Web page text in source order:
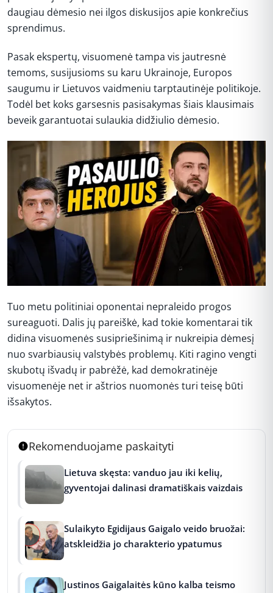
daugiau dėmesio nei ilgos diskusijos apie konkrečius
sprendimus.
Pasak ekspertų, visuomenė tampa vis jautresnė
temoms, susijusioms su karu Ukrainoje, Europos
saugumu ir Lietuvos vaidmeniu tarptautinėje politikoje.
Todėl bet koks garsesnis pasisakymas šiais klausimais
beveik garantuotai sulaukia didžiulio dėmesio.
Tuo metu politiniai oponentai nepraleido progos
sureaguoti. Dalis jų pareiškė, kad tokie komentarai tik
didina visuomenės susipriešinimą ir nukreipia dėmesį
nuo svarbiausių valstybės problemų. Kiti ragino vengti
skubotų išvadų ir pabrėžė, kad demokratinėje
visuomenėje net ir aštrios nuomonės turi teisę būti
išsakytos.
Rekomenduojame paskaityti
Lietuva skęsta: vanduo jau iki kelių,
gyventojai dalinasi dramatiškais vaizdais
Sulaikyto Egidijaus Gaigalo veido bruožai:
atskleidžia jo charakterio ypatumus
Justinos Gaigalaitės kūno kalba teismo